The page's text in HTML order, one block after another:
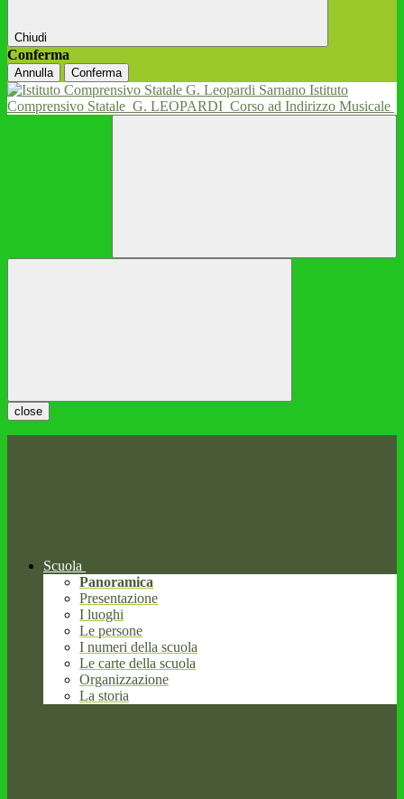
Chiudi
Conferma
Annulla Conferma
Istituto
Comprensivo Statale G. LEOPARDI Corso ad Indirizzo Musicale
close
Scuola
Panoramica
Presentazione
I luoghi
Le persone
I numeri della scuola
Le carte della scuola
Organizzazione
La storia